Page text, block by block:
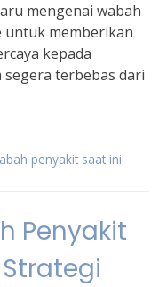
mengenai wabah
untuk memberikan
kepada
segera terbebas dari
penyakit saat ini
Penyakit